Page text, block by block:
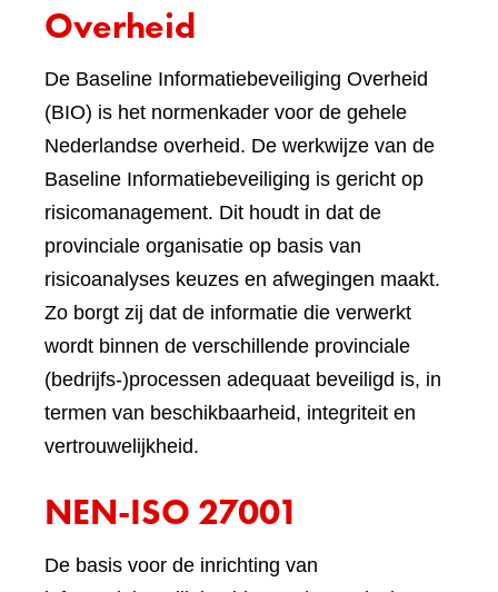
Overheid
De Baseline Informatiebeveiliging Overheid
(BIO) is het normenkader voor de gehele
Nederlandse overheid. De werkwijze van de
Baseline Informatiebeveiliging is gericht op
risicomanagement. Dit houdt in dat de
provinciale organisatie op basis van
risicoanalyses keuzes en afwegingen maakt.
Zo borgt zij dat de informatie die verwerkt
wordt binnen de verschillende provinciale
(bedrijfs-)processen adequaat beveiligd is, in
termen van beschikbaarheid, integriteit en
vertrouwelijkheid.
NEN-ISO 27001
De basis voor de inrichting van